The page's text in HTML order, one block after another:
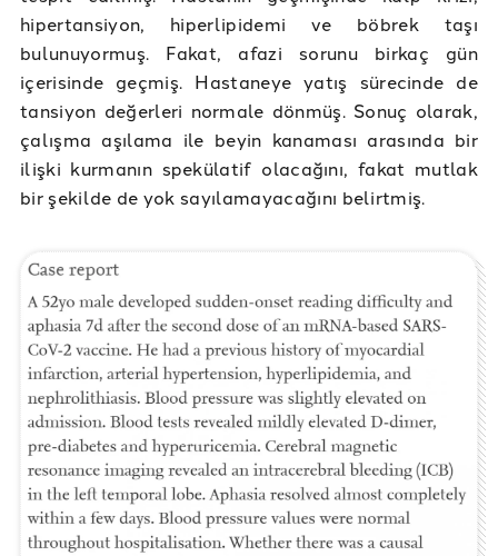
hipertansiyon, hiperlipidemi ve böbrek taşı
bulunuyormuş. Fakat, afazi sorunu birkaç gün
içerisinde geçmiş. Hastaneye yatış sürecinde de
tansiyon değerleri normale dönmüş. Sonuç olarak,
çalışma aşılama ile beyin kanaması arasında bir
ilişki kurmanın spekülatif olacağını, fakat mutlak
bir şekilde de yok sayılamayacağını belirtmiş.